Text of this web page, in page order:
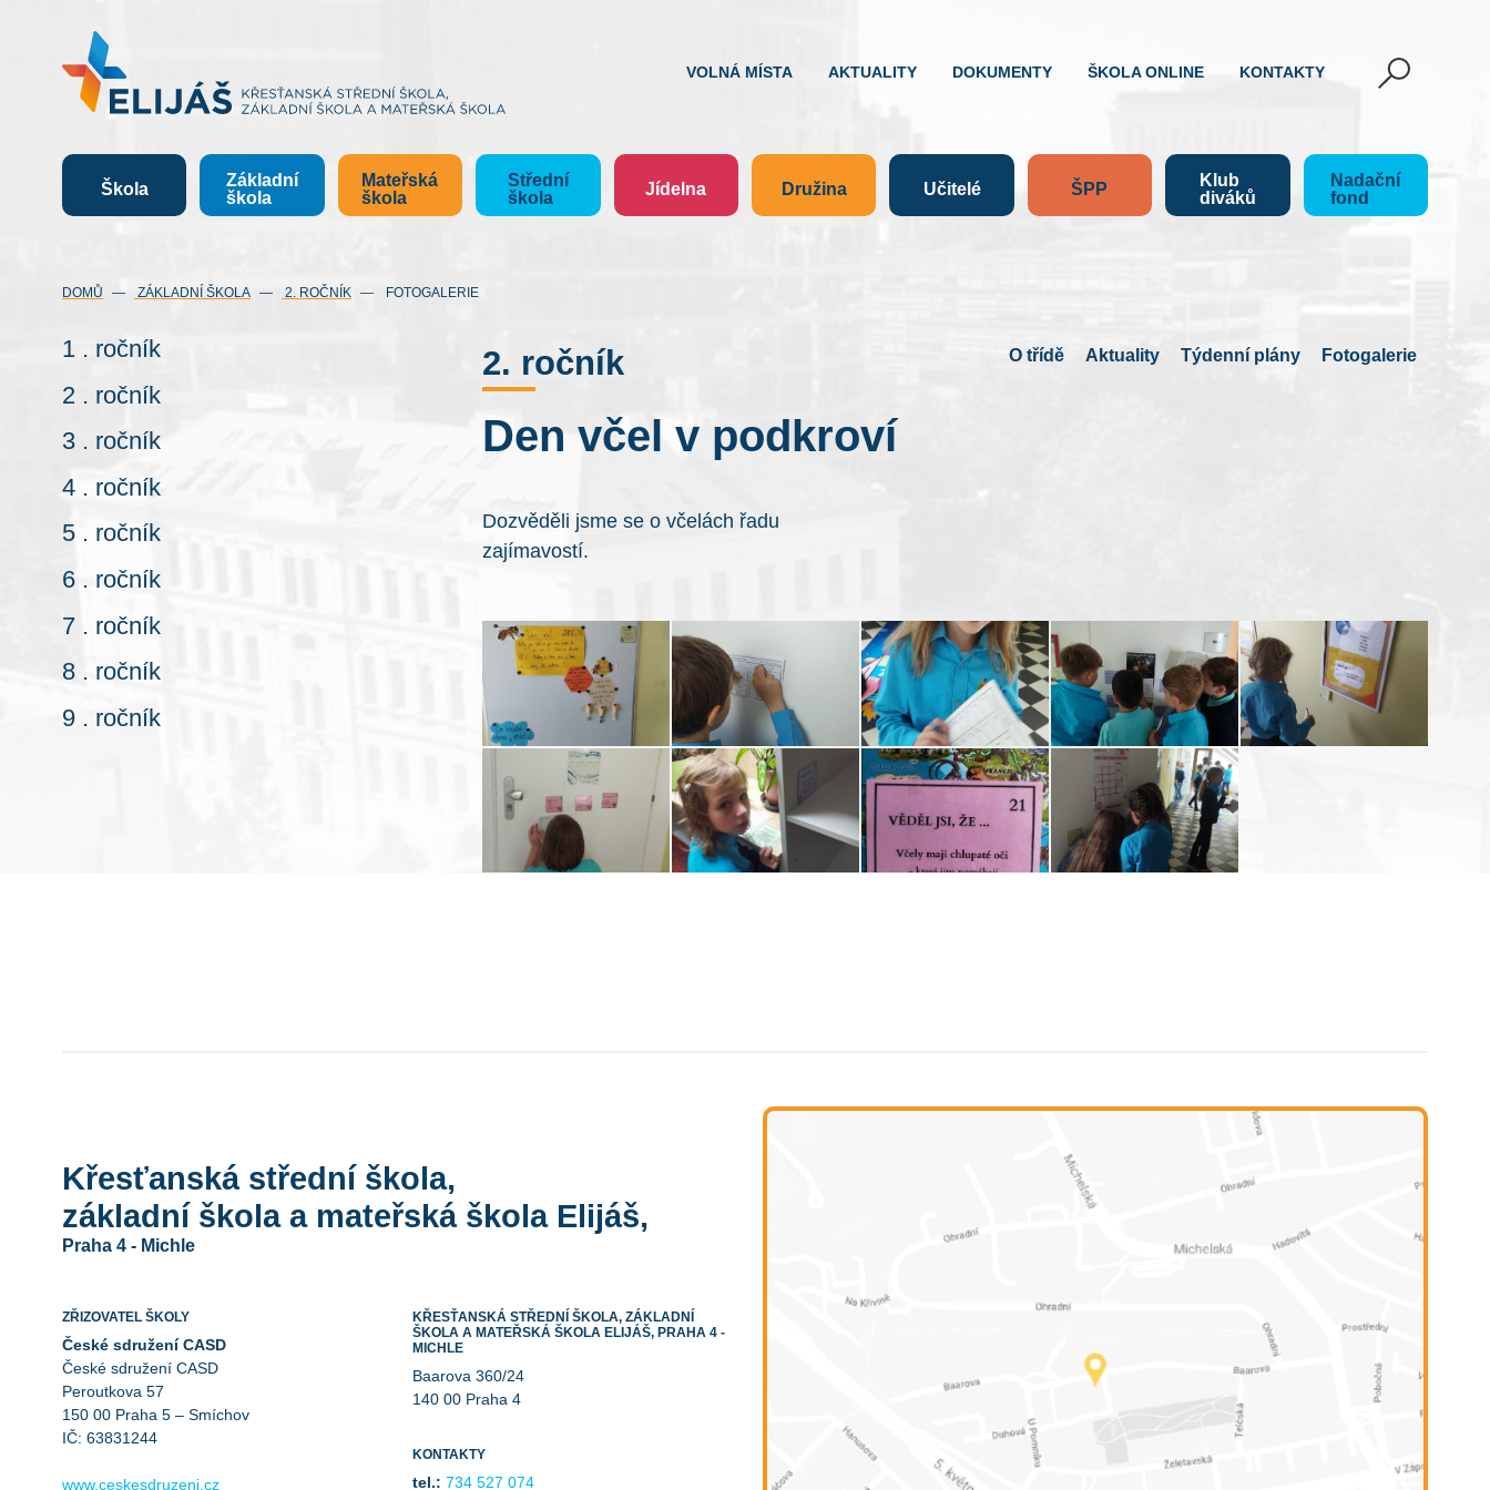
VOLNÁ MÍSTA AKTUALITY DOKUMENTY ŠKOLA ONLINE KONTAKTY
Škola
Základní
škola
Mateřská
škola
Střední
škola
Jídelna Družina Učitelé ŠPP
Klub
diváků
Nadační
fond
DOMŮ ZÁKLADNÍ ŠKOLA 2. ROČNÍK FOTOGALERIE
1 . ročník
2 . ročník
3 . ročník
4 . ročník
5 . ročník
6 . ročník
7 . ročník
8 . ročník
9 . ročník
2. ročník O třídě Aktuality Týdenní plány Fotogalerie
Den včel v podkroví
Dozvěděli jsme se o včelách řadu
zajímavostí.
Křesťanská střední škola,
základní škola a mateřská škola Elijáš,
Praha 4 - Michle
ZŘIZOVATEL ŠKOLY
České sdružení CASD
České sdružení CASD
Peroutkova 57
150 00 Praha 5 – Smíchov
IČ: 63831244
www.ceskesdruzeni.cz
KŘESŤANSKÁ STŘEDNÍ ŠKOLA, ZÁKLADNÍ
ŠKOLA A MATEŘSKÁ ŠKOLA ELIJÁŠ, PRAHA 4 -
MICHLE
Baarova 360/24
140 00 Praha 4
KONTAKTY
tel.: 734 527 074